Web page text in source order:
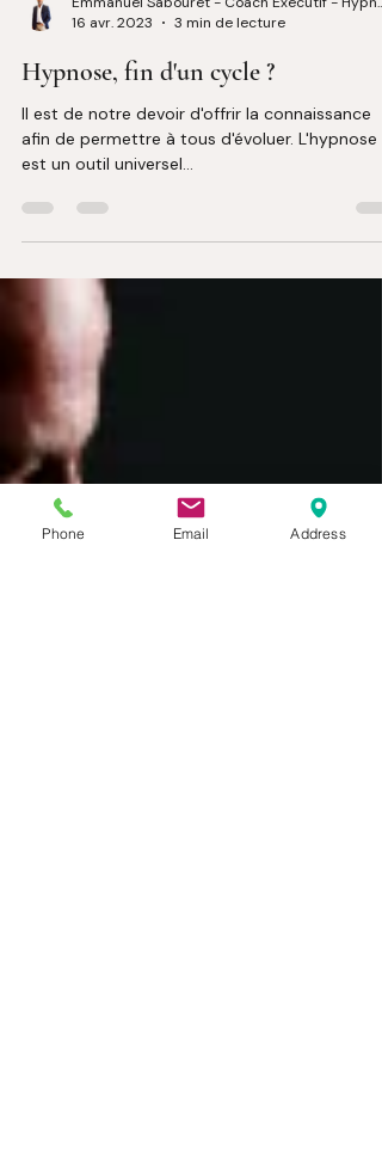
Emmanuel Sabouret - Coach Exécutif - Hypnologue
16 avr. 2023
3 min de lecture
Hypnose, fin d'un cycle ?
Il est de notre devoir d'offrir la connaissance
afin de permettre à tous d'évoluer. L'hypnose
Phone Email Address